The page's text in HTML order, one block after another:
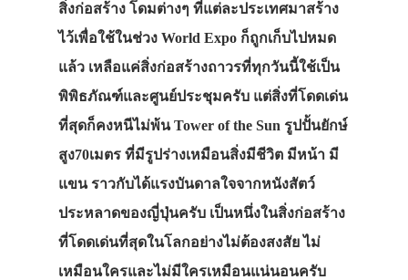
สิ่งก่อสร้าง โดมต่างๆ ที่แต่ละประเทศมาสร้าง
ไว้เพื่อใช้ในช่วง World Expo ก็ถูกเก็บไปหมด
แล้ว เหลือแค่สิ่งก่อสร้างถาวรที่ทุกวันนี้ใช้เป็น
พิพิธภัณฑ์และศูนย์ประชุมครับ แต่สิ่งที่โดดเด่น
ที่สุดก็คงหนีไม่พ้น Tower of the Sun รูปปั้นยักษ์
สูง70เมตร ที่มีรูปร่างเหมือนสิ่งมีชีวิต มีหน้า มี
แขน ราวกับได้แรงบันดาลใจจากหนังสัตว์
ประหลาดของญี่ปุ่นครับ เป็นหนึ่งในสิ่งก่อสร้าง
ที่โดดเด่นที่สุดในโลกอย่างไม่ต้องสงสัย ไม่
เหมือนใครและไม่มีใครเหมือนแน่นอนครับ